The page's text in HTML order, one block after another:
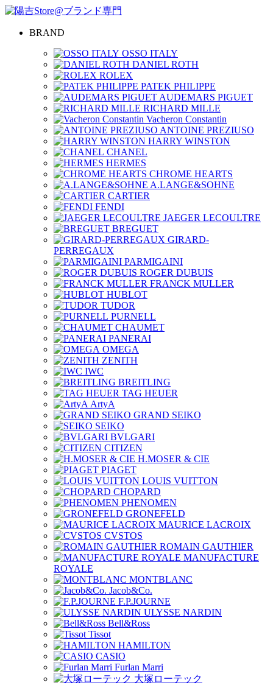
BRAND
OSSO ITALY
DANIEL ROTH
ROLEX
PATEK PHILIPPE
AUDEMARS PIGUET
RICHARD MILLE
Vacheron Constantin
ANTOINE PREZIUSO
HARRY WINSTON
CHANEL
HERMES
CHROME HEARTS
A.LANGE&SOHNE
CARTIER
FENDI
JAEGER LECOULTRE
BREGUET
GIRARD-
PERREGAUX
PARMIGAINI
ROGER DUBUIS
FRANCK MULLER
HUBLOT
TUDOR
PURNELL
CHAUMET
PANERAI
OMEGA
ZENITH
IWC
BREITLING
TAG HEUER
ArtyA
GRAND SEIKO
SEIKO
BVLGARI
CITIZEN
H.MOSER & CIE
PIAGET
LOUIS VUITTON
CHOPARD
PHENOMEN
GRONEFELD
MAURICE LACROIX
CVSTOS
ROMAIN GAUTHIER
MANUFACTURE
ROYALE
MONTBLANC
Jacob&Co.
F.P.JOURNE
ULYSSE NARDIN
Bell&Ross
Tissot
HAMILTON
CASIO
Furlan Marri
大塚ローテック